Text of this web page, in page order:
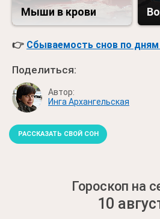
Мыши в крови
👉 Сбываемость снов по дням
Поделиться:
Автор:
Инга Архангельская
РАССКАЗАТЬ СВОЙ СОН
Гороскоп на
10